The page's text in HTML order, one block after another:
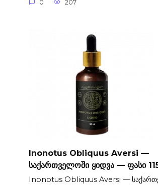
0 207
Inonotus Obliquus Aversi —
საქართველოში ყიდვა — ფასი
Inonotus Obliquus Aversi —